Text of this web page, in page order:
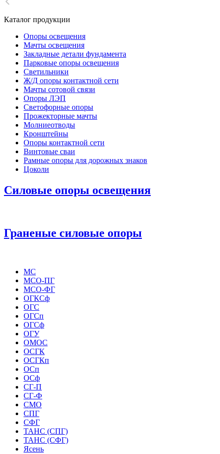
Каталог продукции
Oпоры oсвeщения
Мачты освещения
Закладные детали фундамента
Парковые опоры освещения
Светильники
Ж/Д опоры контактной сети
Мачты сотовой связи
Опоры ЛЭП
Светофорные опоры
Прожекторные мачты
Молниеотводы
Кронштейны
Опоры контактной сети
Винтовые сваи
Рамные опоры для дорожных знаков
Цоколи
Силовые опоры освещения
Граненые силовые опоры
МС
МСО-ПГ
МСО-ФГ
ОГКСф
ОГС
ОГСп
ОГСф
ОГУ
ОМОС
ОСГК
ОСГКп
ОСп
ОСф
СГ-П
СГ-Ф
СМО
СПГ
СФГ
ТАНС (СПГ)
ТАНС (СФГ)
Ясень